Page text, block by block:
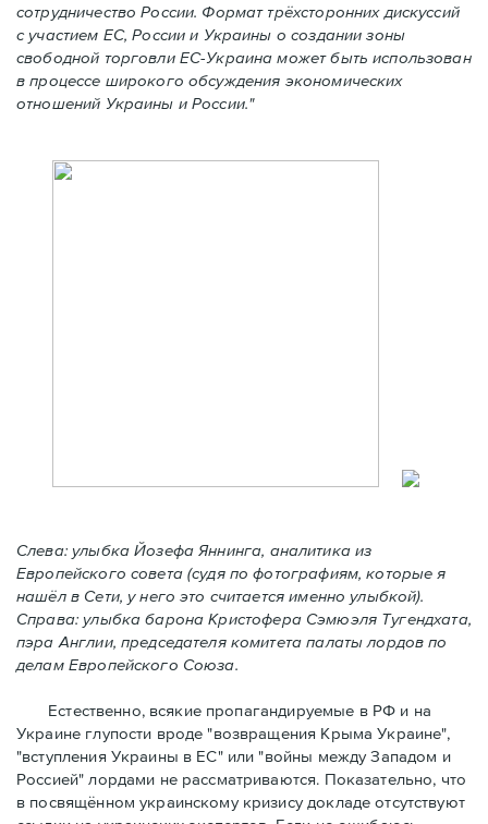
сотрудничество России. Формат трёхсторонних дискуссий
с участием ЕС, России и Украины о создании зоны
свободной торговли ЕС-Украина может быть использован
в процессе широкого обсуждения экономических
отношений Украины и России."
Слева: улыбка Йoзефа Яннинга, аналитика из
Европейского совета (судя по фотографиям, которые я
нашёл в Сети, у него это считается именно улыбкой).
Справа: улыбка барона Кристофера Сэмюэля Тугендxата,
пэра Англии, председателя комитета палаты лордов по
делам Eвропейского Союза.
Естественно, всякие пропагандируемые в РФ и на
Украине глупости вроде "возвращения Крыма Украине",
"вступления Украины в ЕС" или "войны между Западом и
Россией" лордами не рассматриваются. Показательно, что
в посвящённом украинскому кризису докладе отсутствуют